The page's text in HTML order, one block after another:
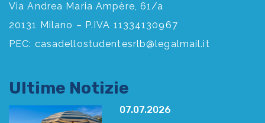
Via Andrea Maria Ampère, 61/a
20131 Milano – P.IVA 11334130967
PEC: casadellostudentesrlb@legalmail.it
Ultime Notizie
07.07.2026